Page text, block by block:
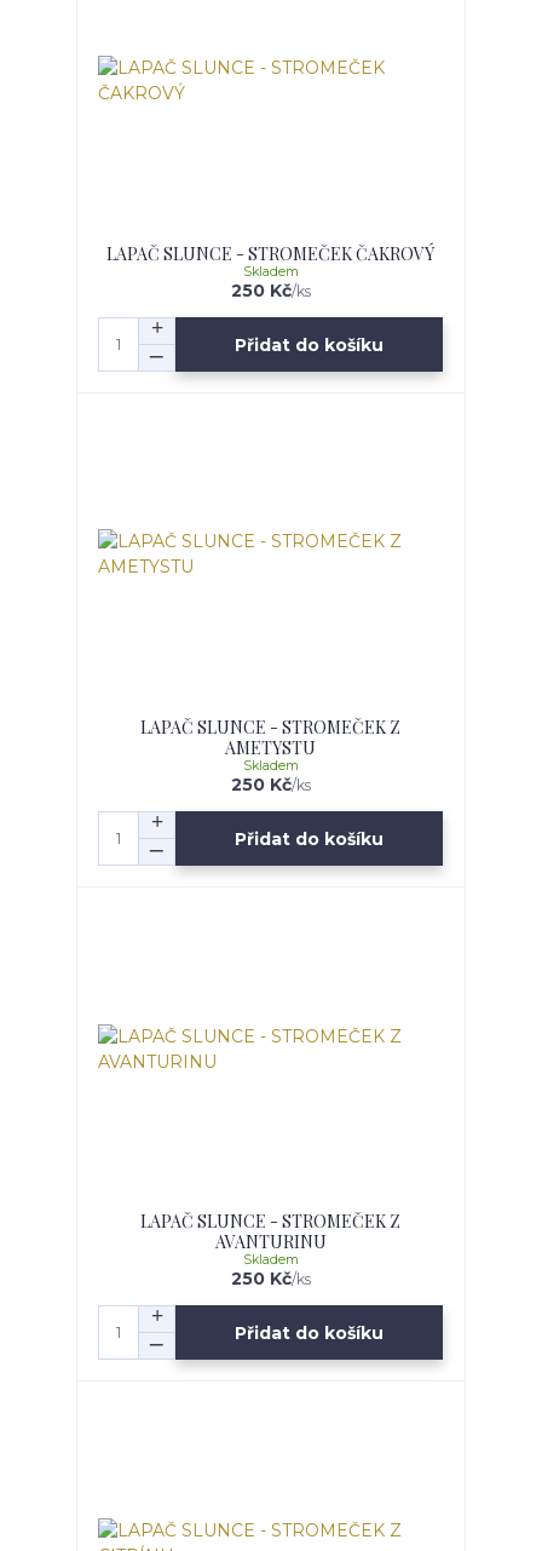
LAPAČ SLUNCE - STROMEČEK ČAKROVÝ
250 Kč/ks
Skladem
Přidat do košíku
LAPAČ SLUNCE - STROMEČEK Z
AMETYSTU
250 Kč/ks
Skladem
Přidat do košíku
LAPAČ SLUNCE - STROMEČEK Z
AVANTURINU
250 Kč/ks
Skladem
Přidat do košíku